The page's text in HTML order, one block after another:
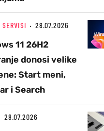
SERVISI 28.07.2026
11 26H2
donosi velike
Start meni,
i Search
28.07.2026